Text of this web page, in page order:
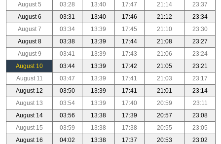
August 5
03:28 13:40 17:47 21:14
23:37
August 6
03:31 13:40 17:46 21:12
23:34
August 7
03:34 13:39 17:45 21:10
23:30
August 8
03:38 13:39 17:44 21:08
23:27
August 9
03:41 13:39 17:43 21:06
23:24
August 10
03:44 13:39 17:42 21:05
23:21
August 11
03:47 13:39 17:41 21:03
23:17
August 12
03:50 13:39 17:41 21:01
23:14
August 13
03:54 13:39 17:40 20:59
23:11
August 14
03:56 13:38 17:39 20:57
23:08
August 15
03:59 13:38 17:38 20:55
23:05
August 16
04:02 13:38 17:37 20:53
23:02